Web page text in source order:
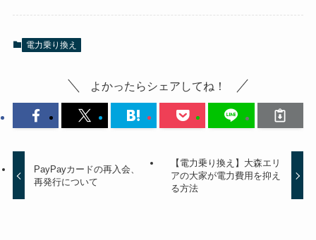
電力乗り換え
よかったらシェアしてね！
PayPayカードの再入会、
再発行について
【電力乗り換え】大森エリ
アの大家が電力費用を抑え
る方法